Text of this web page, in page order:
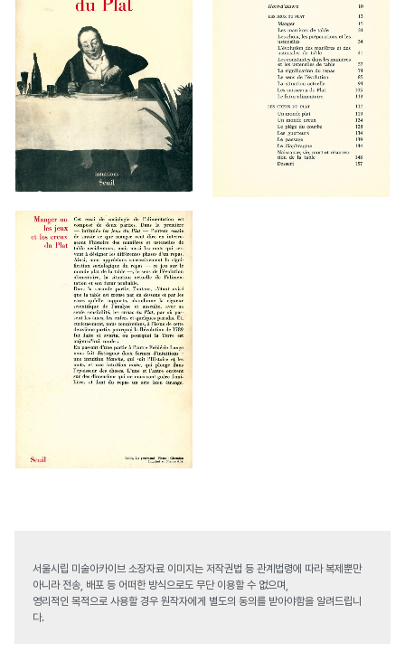
서울시립 미술아카이브 소장자료 이미지는 저작권법 등 관계법령에 따라 복제뿐만
아니라 전송, 배포 등 어떠한 방식으로도 무단 이용할 수 없으며,
영리적인 목적으로 사용할 경우 원작자에게 별도의 동의를 받아야함을 알려드립니
다.